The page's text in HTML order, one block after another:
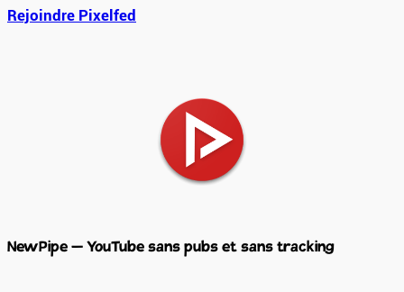
Rejoindre Pixelfed
NewPipe – YouTube sans pubs et sans tracking